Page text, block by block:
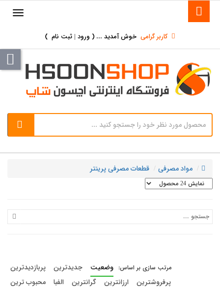
کاربر گرامی خوش آمدید ... ( ورود | ثبت نام )
مواد مصرفی قطعات مصرفی پرینتر
وضعیت جدیدترین
پربازدیدترین
پرفروشترین
ارزانترین گرانترین الفبا محبوب ترین